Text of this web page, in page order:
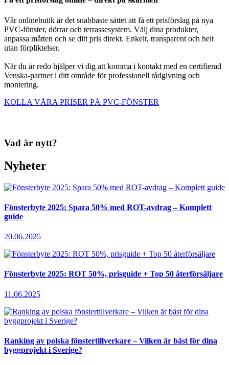
Vår onlinebutik är det snabbaste sättet att få ett prisförslag på nya
PVC-fönster, dörrar och terrassesystem. Välj dina produkter,
anpassa måtten och se ditt pris direkt. Enkelt, transparent och helt
utan förpliktelser.
När du är redo hjälper vi dig att komma i kontakt med en certifierad
Venska-partner i ditt område för professionell rådgivning och
montering.
KOLLA VÅRA PRISER PÅ PVC-FÖNSTER
Vad är nytt?
Nyheter
Fönsterbyte 2025: Spara 50% med ROT-avdrag – Komplett
guide
20.06.2025
Fönsterbyte 2025: ROT 50%, prisguide + Top 50 återförsäljare
11.06.2025
Ranking av polska fönstertillverkare – Vilken är bäst för dina
byggprojekt i Sverige?